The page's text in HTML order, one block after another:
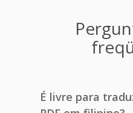
É livre para